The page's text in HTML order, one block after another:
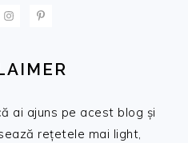
ai ajuns pe acest blog și
rețetele mai light,